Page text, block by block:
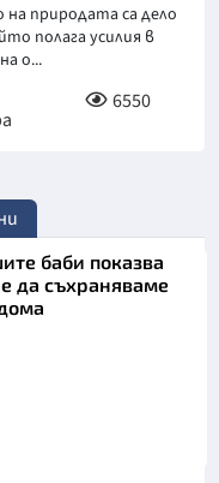
природата са дело
полага усилия в
о...
6550
баби показва
да съхраняваме